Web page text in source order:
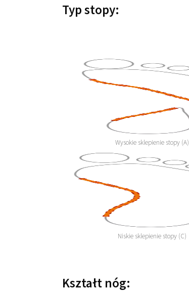
Typ stopy:
Wysokie sklepienie stopy (A)
Niskie sklepienie stopy (C)
Kształt nóg: